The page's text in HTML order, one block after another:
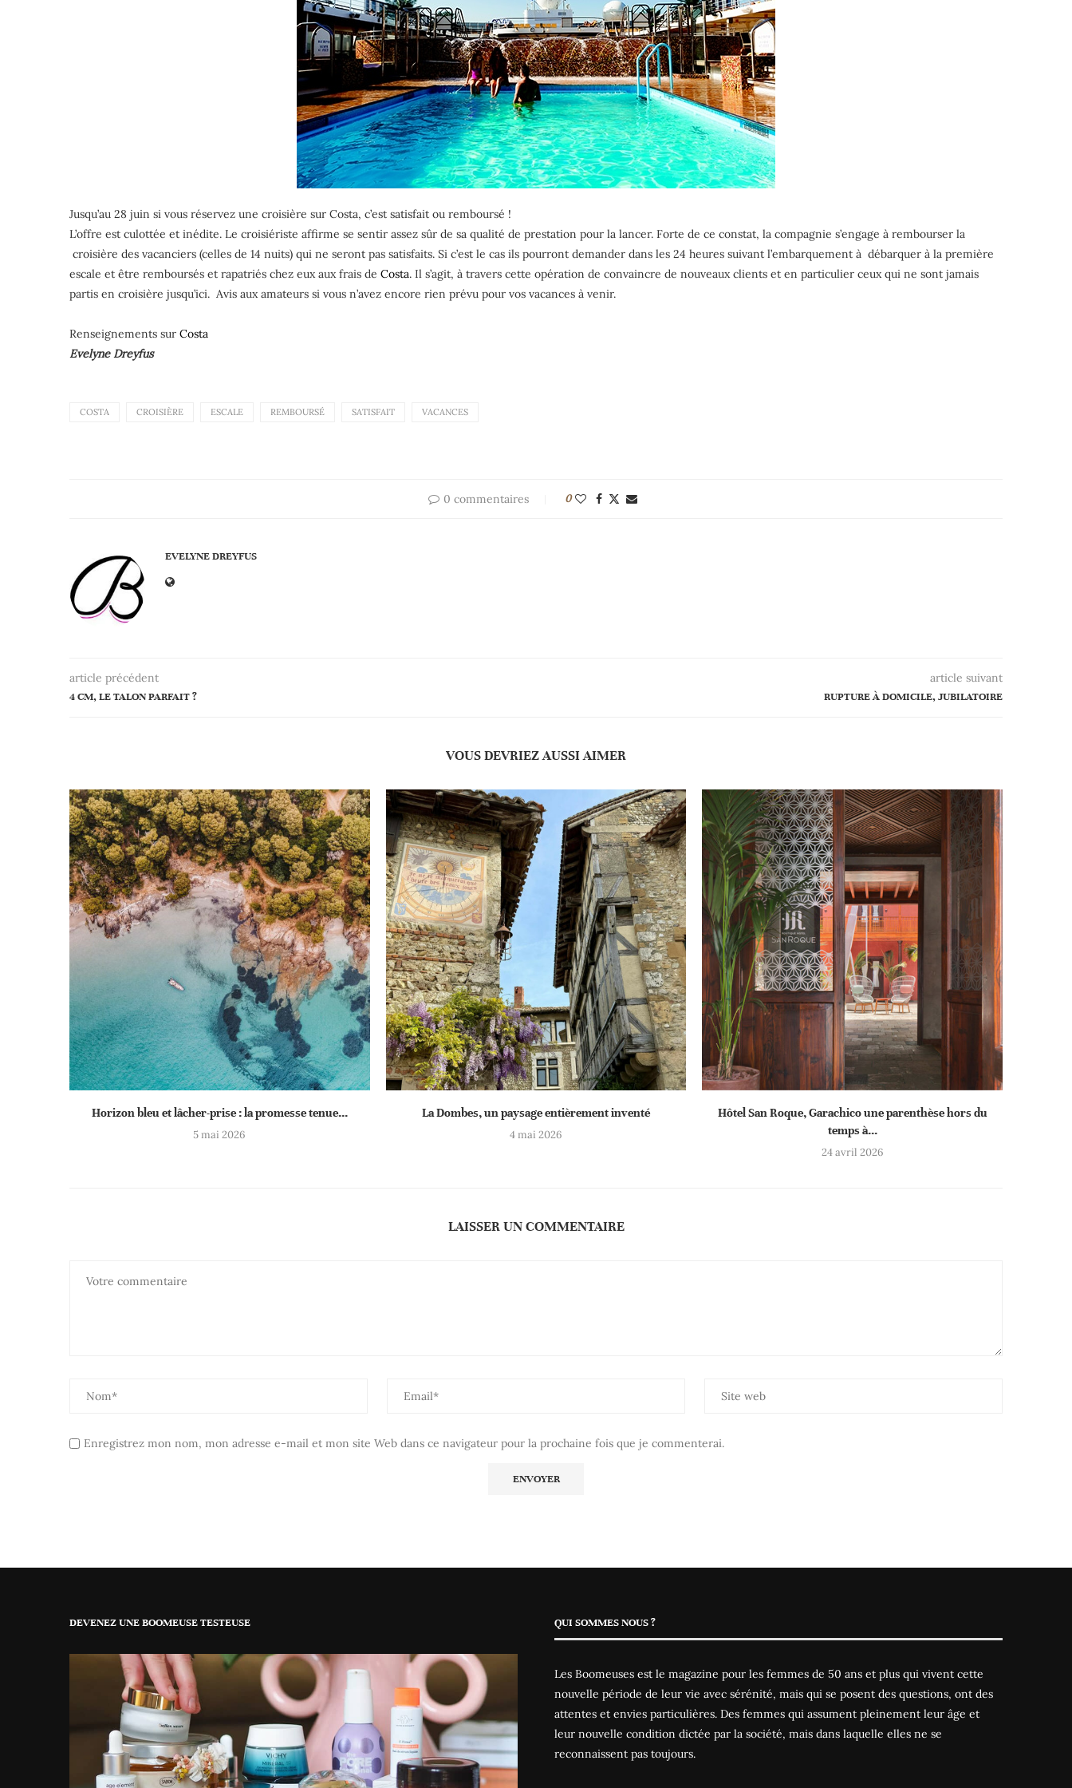
Jusqu’au 28 juin si vous réservez une croisière sur Costa, c’est satisfait ou remboursé !
L’offre est culottée et inédite. Le croisiériste affirme se sentir assez sûr de sa qualité de prestation pour la lancer. Forte de ce constat, la compagnie s’engage à rembourser la
croisière des vacanciers (celles de 14 nuits) qui ne seront pas satisfaits. Si c’est le cas ils pourront demander dans les 24 heures suivant l’embarquement à débarquer à la première
escale et être remboursés et rapatriés chez eux aux frais de Costa. Il s’agit, à travers cette opération de convaincre de nouveaux clients et en particulier ceux qui ne sont jamais
partis en croisière jusqu’ici. Avis aux amateurs si vous n’avez encore rien prévu pour vos vacances à venir.
Renseignements sur Costa
Evelyne Dreyfus
COSTA CROISIÈRE ESCALE REMBOURSÉ SATISFAIT VACANCES
0 commentaires 0
EVELYNE DREYFUS
article précédent
4 CM, LE TALON PARFAIT ?
article suivant
RUPTURE À DOMICILE, JUBILATOIRE
VOUS DEVRIEZ AUSSI AIMER
Horizon bleu et lâcher-prise : la promesse tenue...
5 mai 2026
La Dombes, un paysage entièrement inventé
4 mai 2026
Hôtel San Roque, Garachico une parenthèse hors du
temps à...
24 avril 2026
LAISSER UN COMMENTAIRE
Enregistrez mon nom, mon adresse e-mail et mon site Web dans ce navigateur pour la prochaine fois que je commenterai.
DEVENEZ UNE BOOMEUSE TESTEUSE QUI SOMMES NOUS ?
Les Boomeuses est le magazine pour les femmes de 50 ans et plus qui vivent cette
nouvelle période de leur vie avec sérénité, mais qui se posent des questions, ont des
attentes et envies particulières. Des femmes qui assument pleinement leur âge et
leur nouvelle condition dictée par la société, mais dans laquelle elles ne se
reconnaissent pas toujours.